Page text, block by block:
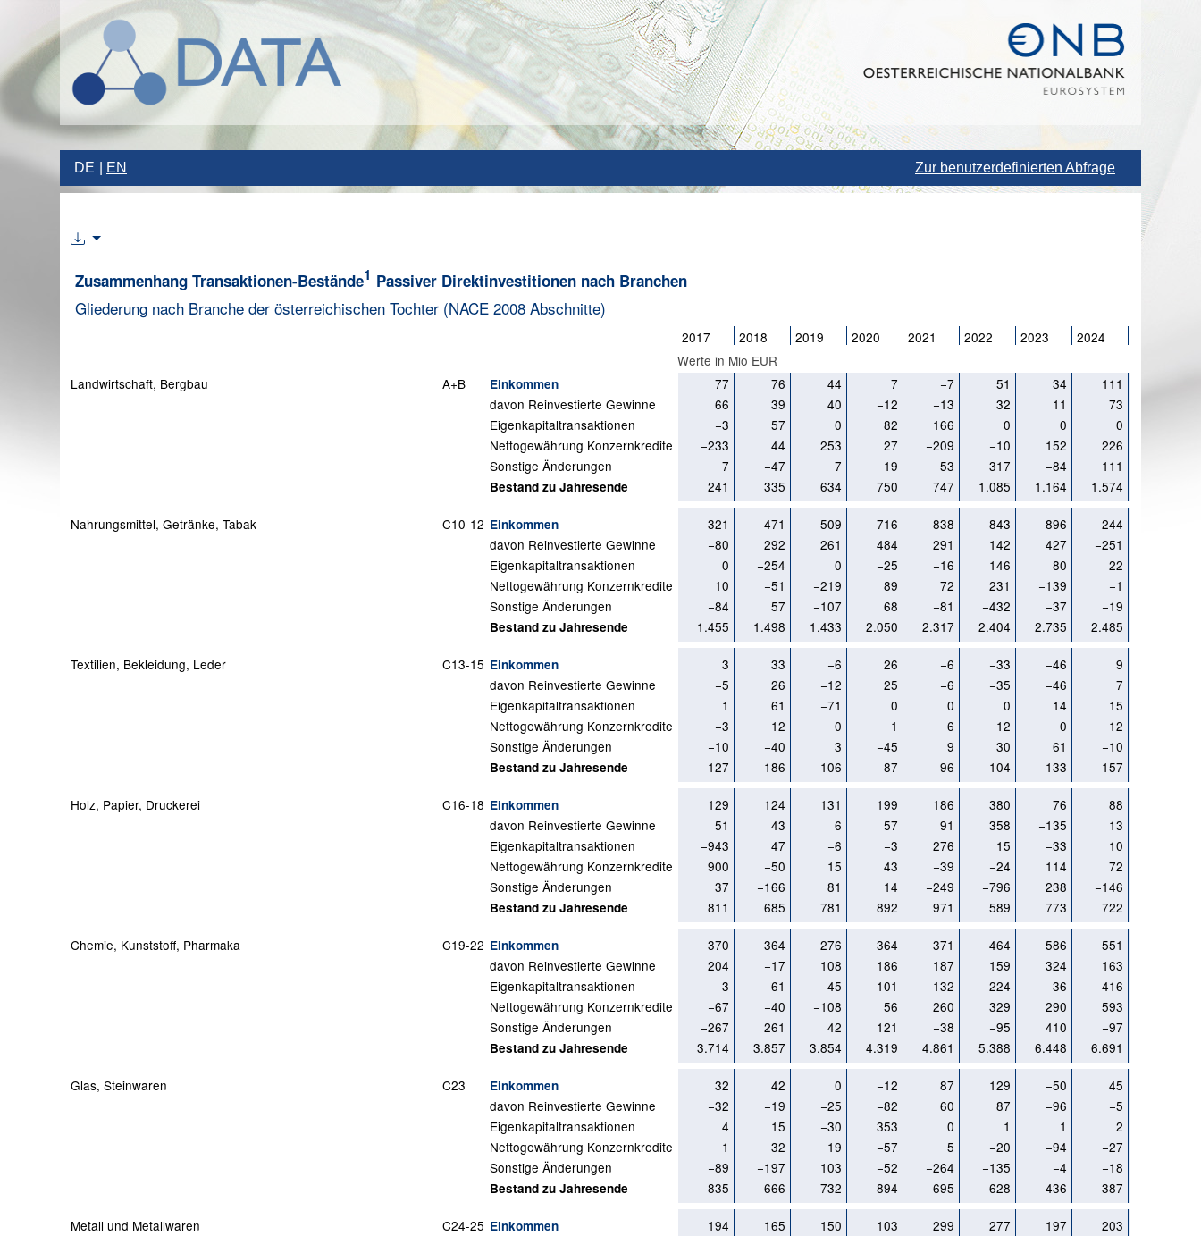
DE EN Zur benutzerdefinierten Abfrage
Zusammenhang Transaktionen-Bestände1 Passiver Direktinvestitionen nach Branchen
Gliederung nach Branche der österreichischen Tochter (NACE 2008 Abschnitte)
2017 2018 2019 2020 2021 2022 2023 2024
Werte in Mio EUR
Landwirtschaft, Bergbau
A+B Einkommen 77 76 44 7 −7 51 34 111
davon Reinvestierte Gewinne
66 39 40 −12 −13 32 11 73
Eigenkapitaltransaktionen
−3 57 0 82 166 0 0 0
Nettogewährung Konzernkredite
−233 44 253 27 −209 −10 152 226
Sonstige Änderungen
7 −47 7 19 53 317 −84 111
Bestand zu Jahresende 241 335 634 750 747 1.085 1.164 1.574
Nahrungsmittel, Getränke, Tabak C10-12 Einkommen 321 471 509 716 838 843 896 244
davon Reinvestierte Gewinne
−80 292 261 484 291 142 427 −251
Eigenkapitaltransaktionen
0 −254 0 −25 −16 146 80 22
Nettogewährung Konzernkredite
10 −51 −219 89 72 231 −139 −1
Sonstige Änderungen
−84 57 −107 68 −81 −432 −37 −19
Bestand zu Jahresende 1.455 1.498 1.433 2.050 2.317 2.404 2.735 2.485
Textilien, Bekleidung, Leder C13-15 Einkommen 3 33 −6 26 −6 −33 −46 9
davon Reinvestierte Gewinne
−5 26 −12 25 −6 −35 −46 7
Eigenkapitaltransaktionen
1 61 −71 0 0 0 14 15
Nettogewährung Konzernkredite
−3 12 0 1 6 12 0 12
Sonstige Änderungen
−10 −40 3 −45 9 30 61 −10
Bestand zu Jahresende 127 186 106 87 96 104 133 157
Holz, Papier, Druckerei C16-18 Einkommen 129 124 131 199 186 380 76 88
davon Reinvestierte Gewinne
51 43 6 57 91 358 −135 13
Eigenkapitaltransaktionen
−943 47 −6 −3 276 15 −33 10
Nettogewährung Konzernkredite
900 −50 15 43 −39 −24 114 72
Sonstige Änderungen
37 −166 81 14 −249 −796 238 −146
Bestand zu Jahresende 811 685 781 892 971 589 773 722
Chemie, Kunststoff, Pharmaka C19-22 Einkommen 370 364 276 364 371 464 586 551
davon Reinvestierte Gewinne
204 −17 108 186 187 159 324 163
Eigenkapitaltransaktionen
3 −61 −45 101 132 224 36 −416
Nettogewährung Konzernkredite
−67 −40 −108 56 260 329 290 593
Sonstige Änderungen
−267 261 42 121 −38 −95 410 −97
Bestand zu Jahresende 3.714 3.857 3.854 4.319 4.861 5.388 6.448 6.691
Glas, Steinwaren C23 Einkommen 32 42 0 −12 87 129 −50 45
davon Reinvestierte Gewinne
−32 −19 −25 −82 60 87 −96 −5
Eigenkapitaltransaktionen
4 15 −30 353 0 1 1 2
Nettogewährung Konzernkredite
1 32 19 −57 5 −20 −94 −27
Sonstige Änderungen
−89 −197 103 −52 −264 −135 −4 −18
Bestand zu Jahresende 835 666 732 894 695 628 436 387
Metall und Metallwaren C24-25 Einkommen 194 165 150 103 299 277 197 203